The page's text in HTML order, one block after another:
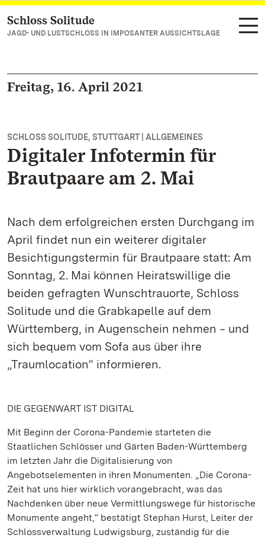
Zum Hauptinhalt springen
Schloss Solitude
JAGD- UND LUSTSCHLOSS IN IMPOSANTER AUSSICHTSLAGE
Freitag, 16. April 2021
SCHLOSS SOLITUDE, STUTTGART | ALLGEMEINES
Digitaler Infotermin für
Brautpaare am 2. Mai
Nach dem erfolgreichen ersten Durchgang im
April findet nun ein weiterer digitaler
Besichtigungstermin für Brautpaare statt: Am
Sonntag, 2. Mai können Heiratswillige die
beiden gefragten Wunschtrauorte, Schloss
Solitude und die Grabkapelle auf dem
Württemberg, in Augenschein nehmen ‒ und
sich bequem vom Sofa aus über ihre
„Traumlocation“ informieren.
DIE GEGENWART IST DIGITAL
Mit Beginn der Corona-Pandemie starteten die
Staatlichen Schlösser und Gärten Baden-Württemberg
im letzten Jahr die Digitalisierung von
Angebotselementen in ihren Monumenten. „Die Corona-
Zeit hat uns hier wirklich vorangebracht, was das
Nachdenken über neue Vermittlungswege für historische
Monumente angeht,“ bestätigt Stephan Hurst, Leiter der
Schlossverwaltung Ludwigsburg, zuständig für die